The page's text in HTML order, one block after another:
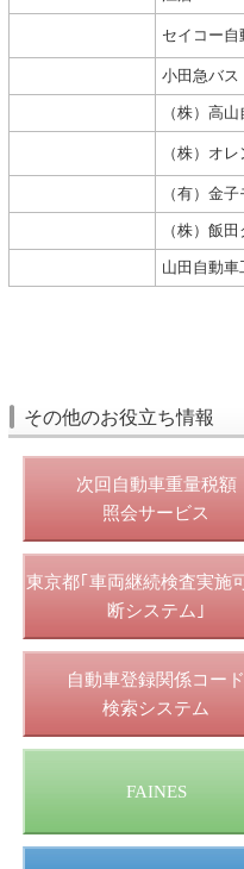
セイコー自
小田急バス
（株）高
（株）オ
（有）金
（株）飯
山田自動車
その他のお役立ち情報
次回自動車重量税額
照会サービス
東京都｢車両継続検査実施
断システム｣
自動車登録関係コード
検索システム
FAINES